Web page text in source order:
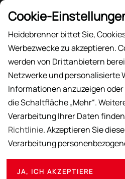
Schwenkgrill-
Schwenkgrills sind
Festen oder in
Garen
Cookie-
Heidebrenner bittet Sie,
Werbezwecke zu akzeptieren.
werden von Drittanbietern
Netzwerke und personalisierte
Informationen anzuzeigen
die Schaltfläche „Mehr“.
Verarbeitung Ihrer Daten
Richtlinie. Akzeptieren Sie
Verarbeitung
JA, ICH AKZEPTIERE